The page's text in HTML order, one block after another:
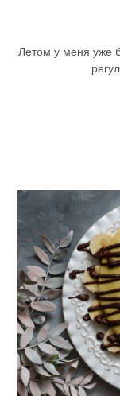
Летом у меня уже